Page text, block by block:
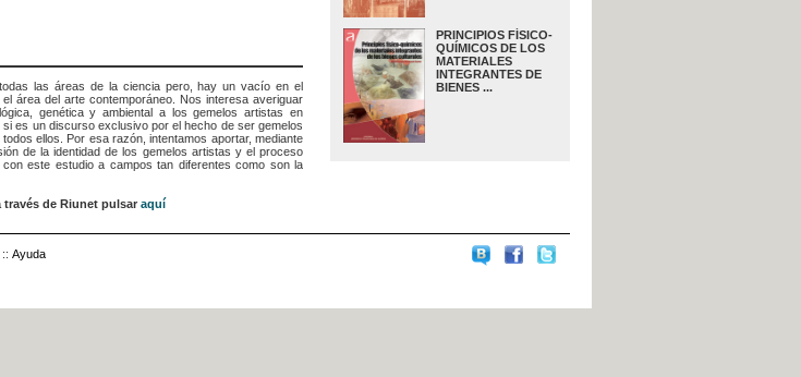
PRINCIPIOS FÍSICO-
QUÍMICOS DE LOS
MATERIALES
INTEGRANTES DE
BIENES ...
las áreas de la ciencia pero, hay un vacío en el
área del arte contemporáneo. Nos interesa averiguar
genética y ambiental a los gemelos artistas en
es un discurso exclusivo por el hecho de ser gemelos
ellos. Por esa razón, intentamos aportar, mediante
de la identidad de los gemelos artistas y el proceso
este estudio a campos tan diferentes como son la
través de Riunet pulsar aquí
:: Ayuda